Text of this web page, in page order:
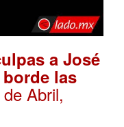
a José
las
Abril,